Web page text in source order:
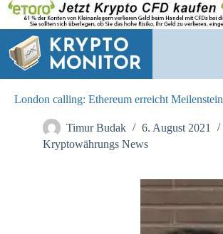
Zum
Inhalt
springen
London calling: Ethereum erreicht Meilenstein
Timur Budak
6. August 2021
Kryptowährungs News